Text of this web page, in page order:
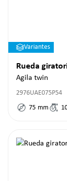
Variantes
Rueda
Agila twin
2976UAE075P54
75 mm